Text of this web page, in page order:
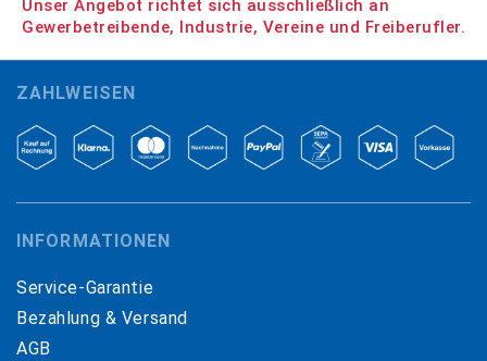
Unser Angebot richtet sich ausschließlich an
Gewerbetreibende, Industrie, Vereine und Freiberufler.
ZAHLWEISEN
INFORMATIONEN
Service-Garantie
Bezahlung & Versand
AGB